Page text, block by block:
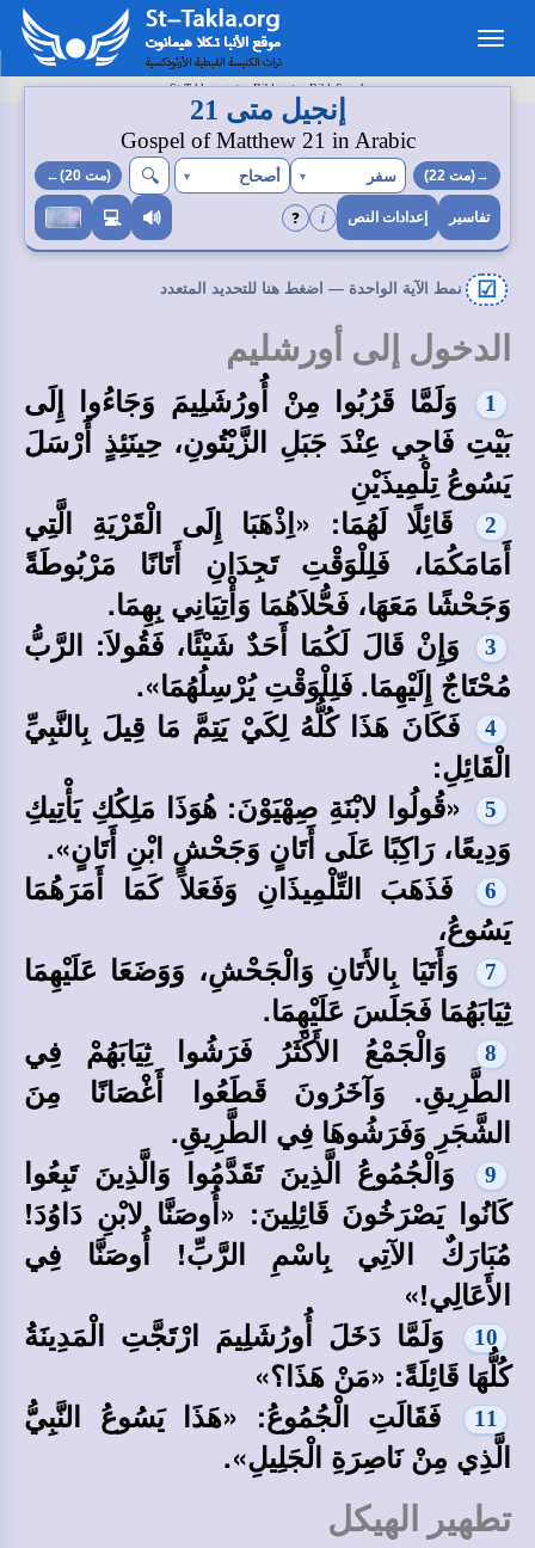
Toggle
navigation
St-Takla.org> Bibles> BibleSearch
تفاسير إعدادات النص i
❓
→(مت 22)
إنجيل متى 21
(مت 20)←
Gospel of Matthew 21 in Arabic
سفر ▾ أصحاح ▾
🔍︎
🔊
💻
☑ نمط الآية الواحدة — اضغط هنا للتحديد المتعدد
الدخول إلى أورشليم
1
وَلَمَّا قَرُبُوا مِنْ أُورُشَلِيمَ وَجَاءُوا إِلَى
بَيْتِ فَاجِي عِنْدَ جَبَلِ الزَّيْتُونِ، حِينَئِذٍ أَرْسَلَ
يَسُوعُ تِلْمِيذَيْنِ
2
قَائِلًا لَهُمَا: «اِذْهَبَا إِلَى الْقَرْيَةِ الَّتِي
أَمَامَكُمَا، فَلِلْوَقْتِ تَجِدَانِ أَتَانًا مَرْبُوطَةً
وَجَحْشًا مَعَهَا، فَحُّلاَهُمَا وَأْتِيَانِي بِهِمَا.
3
وَإِنْ قَالَ لَكُمَا أَحَدٌ شَيْئًا، فَقُولاَ: الرَّبُّ
مُحْتَاجٌ إِلَيْهِمَا. فَلِلْوَقْتِ يُرْسِلُهُمَا».
4
فَكَانَ هَذَا كُلُّهُ لِكَيْ يَتِمَّ مَا قِيلَ بِالنَّبِيِّ
الْقَائِلِ:
5
«قُولُوا لابْنَةِ صِهْيَوْنَ: هُوَذَا مَلِكُكِ يَأْتِيكِ
وَدِيعًا، رَاكِبًا عَلَى أَتَانٍ وَجَحْشٍ ابْنِ أَتَانٍ».
6
فَذَهَبَ التِّلْمِيذَانِ وَفَعَلاَ كَمَا أَمَرَهُمَا
يَسُوعُ،
7
وَأَتَيَا بِالأَتَانِ وَالْجَحْشِ، وَوَضَعَا عَلَيْهِمَا
ثِيَابَهُمَا فَجَلَسَ عَلَيْهِمَا.
8
وَالْجَمْعُ الأَكْثَرُ فَرَشُوا ثِيَابَهُمْ فِي
الطَّرِيقِ. وَآخَرُونَ قَطَعُوا أَغْصَانًا مِنَ
الشَّجَرِ وَفَرَشُوهَا فِي الطَّرِيقِ.
9
وَالْجُمُوعُ الَّذِينَ تَقَدَّمُوا وَالَّذِينَ تَبِعُوا
كَانُوا يَصْرَخُونَ قَائِلِينَ: «أُوصَنَّا لابْنِ دَاوُدَ!
مُبَارَكٌ الآتِي بِاسْمِ الرَّبِّ! أُوصَنَّا فِي
الأَعَالِي!»
10
وَلَمَّا دَخَلَ أُورُشَلِيمَ ارْتَجَّتِ الْمَدِينَةُ
كُلُّهَا قَائِلَةً: «مَنْ هَذَا؟»
11
فَقَالَتِ الْجُمُوعُ: «هَذَا يَسُوعُ النَّبِيُّ
الَّذِي مِنْ نَاصِرَةِ الْجَلِيلِ».
تطهير الهيكل